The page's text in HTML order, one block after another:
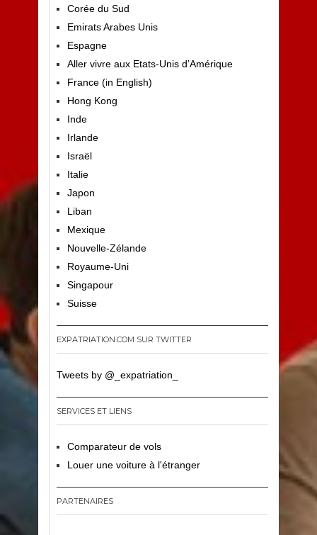
Corée du Sud
Emirats Arabes Unis
Espagne
Aller vivre aux Etats-Unis d’Amérique
France (in English)
Hong Kong
Inde
Irlande
Israël
Italie
Japon
Liban
Mexique
Nouvelle-Zélande
Royaume-Uni
Singapour
Suisse
EXPATRIATION.COM SUR TWITTER
Tweets by @_expatriation_
SERVICES ET LIENS
Comparateur de vols
Louer une voiture à l'étranger
PARTENAIRES